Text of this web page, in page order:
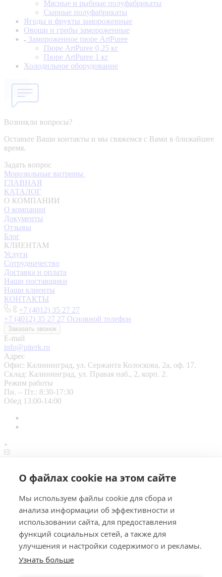
Мясные и рыбные полуфабрикаты
Сырные полуфабрикаты
Ягоды и фрукты замороженные
Овощи и грибы замороженные
Замороженное пюре ArtPuree
Пюре ArtPuree 0,25 кг
Пюре ArtPuree 1 кг
Холодильное оборудование
Возникли вопросы?
Оставьте Ваши контакты и мы свяжемся с Вами в ближайшее
время.
Задать вопрос
Морозильные витрины
ГЛАВНАЯ
КАТАЛОГ
О КОМПАНИИ
О компании
Документы
Отзывы
Блог
КЛИЕНТАМ
Услуги
Сотрудничество
Доставка и оплата
Наши поставщики
Наши клиенты
КОНТАКТЫ
+7 (4012) 35 27 27
+7 (4012) 35 27 27 Основной телефон
Заказать звонок
E-mail
info@piterk.ru
Адрес
Офис: Калининград, ул. Сержанта Колоскова, 2а, оф. 17.
Склад: Калининград, ул. Правая наб., 2, корп. 2.
Режим работы
Пн. – Пт.: 8:30-17:30
Обед 13:00-14:00
Офис: Калининград, ул. Сержанта Колоскова, 2а, оф. 17.
© 2026 Питер-Кёльн - поставщик замороженных продуктов
питания для кафе, ресторанов, отелей, производств
Калининградской области.
Политика конфиденциальности
0 Корзина
О файлах cookie на этом сайте
Мы используем файлы cookie для сбора и
анализа информации об эффективности и
использовании сайта, для предоставления
функций социальных сетей, а также для
улучшения и настройки содержимого и рекламы.
Узнать больше